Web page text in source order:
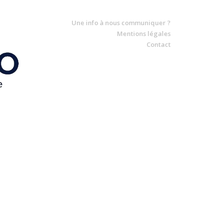
Une info à nous communiquer ?
Mentions légales
Contact